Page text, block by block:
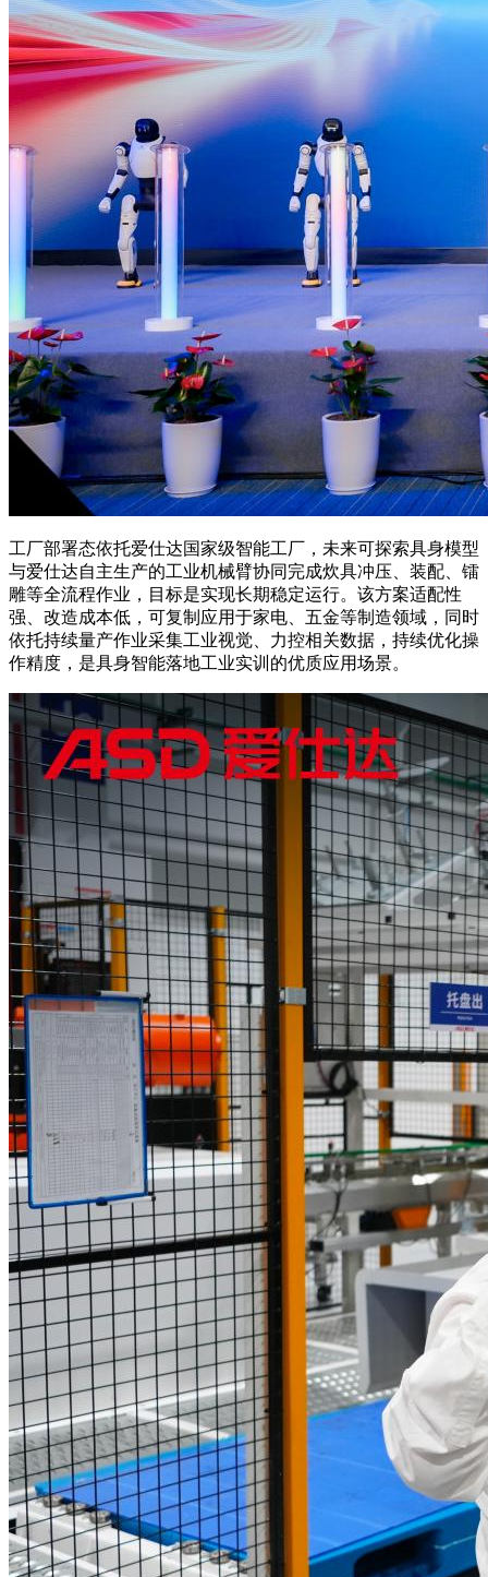
工厂部署态依托爱仕达国家级智能工厂，未来可探索具身模型
与爱仕达自主生产的工业机械臂协同完成炊具冲压、装配、镭
雕等全流程作业，目标是实现长期稳定运行。该方案适配性
强、改造成本低，可复制应用于家电、五金等制造领域，同时
依托持续量产作业采集工业视觉、力控相关数据，持续优化操
作精度，是具身智能落地工业实训的优质应用场景。